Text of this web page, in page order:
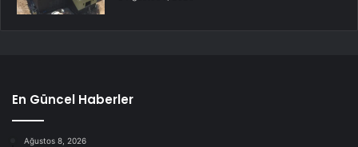
En Güncel Haberler
Ağustos 8, 2026